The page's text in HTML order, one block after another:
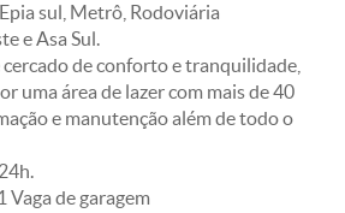
sul, Metrô, Rodoviária
e Asa Sul.
de conforto e tranquilidade,
uma área de lazer com mais de 40
e manutenção além de todo o
Vaga de garagem